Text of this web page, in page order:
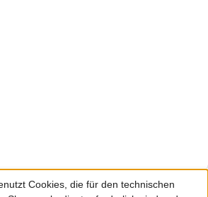
Cookies, die für den technischen